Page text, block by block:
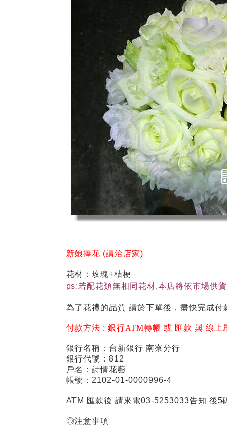
新娘捧花 (請洽店家)
花材：玫瑰+桔梗
ps:若配花類無相同花材,本店將依市場供
為了花禮的品質 請於下單後，盡快完成付
付款方法 :銀行ATM轉帳 或 匯款 與 線上
銀行名稱：台新銀行 南寮分行
銀行代號：812
戶名：詩情花藝
帳號：2102-01-0000996-4
ATM 匯款後 請來電03-5253033告知 後5
◎注意事項